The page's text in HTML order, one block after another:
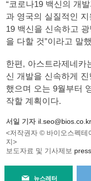
“코로나19 백신의 개
과 영국의 실질적인
19 백신을 신속하고
을 다할 것”이라고 말
한편, 아스트라제네카
신 개발을 신속하게
했으며 오는 9월부터
작할 계획이다.
서일 기자 il.seo@bios.co.kr
<저작권자 © 바이오스펙테
지>
보도자료 및 기사제보
뉴스레터